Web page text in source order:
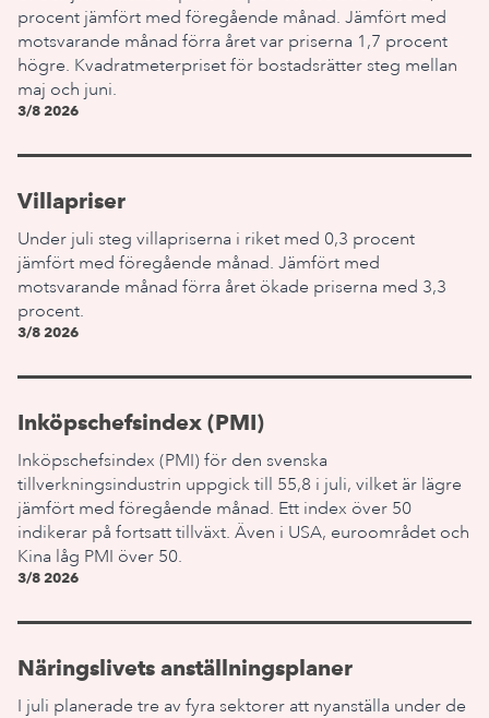
procent jämfört med föregående månad. Jämfört med
motsvarande månad förra året var priserna 1,7 procent
högre. Kvadratmeterpriset för bostadsrätter steg mellan
maj och juni.
3/8 2026
Villapriser
Under juli steg villapriserna i riket med 0,3 procent
jämfört med föregående månad. Jämfört med
motsvarande månad förra året ökade priserna med 3,3
procent.
3/8 2026
Inköpschefsindex (PMI)
Inköpschefsindex (PMI) för den svenska
tillverkningsindustrin uppgick till 55,8 i juli, vilket är lägre
jämfört med föregående månad. Ett index över 50
indikerar på fortsatt tillväxt. Även i USA, euroområdet och
Kina låg PMI över 50.
3/8 2026
Näringslivets anställningsplaner
I juli planerade tre av fyra sektorer att nyanställa under de